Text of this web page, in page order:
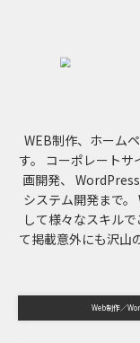
WEB制作、ホーム
す。
コーポレートサ
画開発、
システム開発まで。
して様々なスキルで
て掲載意外にも沢山
Web制作